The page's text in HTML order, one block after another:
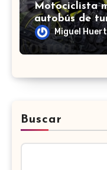
Motociclista
autobús de
SanMiguel
Buscar